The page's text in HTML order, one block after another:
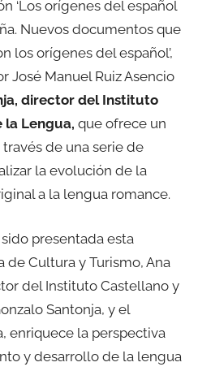
‘Los orígenes del español
Nuevos documentos que
los orígenes del español’,
José Manuel Ruiz Asencio
director del Instituto
la Lengua, que ofrece un
de una serie de
la evolución de la
a la lengua romance.
presentada esta
de Cultura y Turismo, Ana
del Instituto Castellano y
Santonja, y el
enriquece la perspectiva
y desarrollo de la lengua